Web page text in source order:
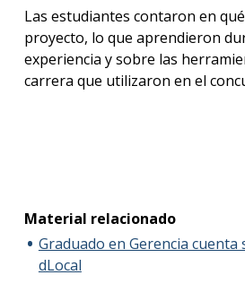
Las estudiantes contaron en
proyecto, lo que aprendieron
experiencia y sobre las
carrera que utilizaron en el
Material relacionado
Graduado en Gerencia cuenta
dLocal